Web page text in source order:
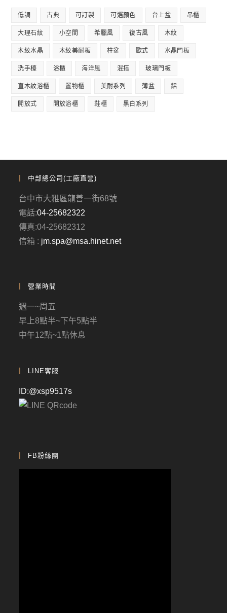
低調 古典 可訂製 可選顏色 台上盆 吊櫃
大理石紋 小空間 希臘風 復古風 木紋
木紋水晶 木紋美耐板 柱盆 歐式 水晶門板
洗手檯 浴櫃 海洋風 混搭 玻璃門板
直木紋浴櫃 置物櫃 美耐系列 薄盆 鋁
開放式 開放浴櫃 鞋櫃 黑白系列
中部總公司(工廠直營)
台中市大雅區龍善一街68號
電話:04-25682322
傳真:04-25682312
信箱 : jm.spa@msa.hinet.net
營業時間
週一~周五
早上8點半~下午5點半
中午12點~1點休息
LINE客服
ID:@xsp9517s
FB粉絲團